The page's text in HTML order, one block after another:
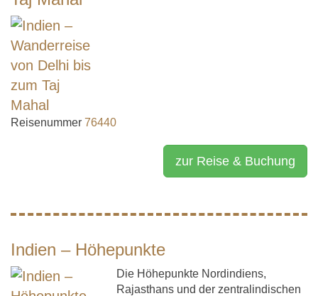
Reisenummer 76440
zur Reise & Buchung
Indien – Höhepunkte
Die Höhepunkte Nordindiens,
Rajasthans und der zentralindischen